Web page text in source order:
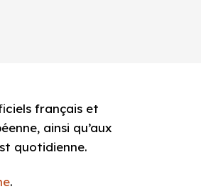
français et
ainsi qu’aux
quotidienne.
.